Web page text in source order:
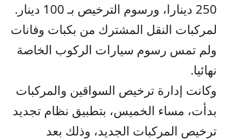
250 دينارا، ورسوم الترخيص بـ 100 دينار.
لمركبات النقل المشترك من بكبات وفانات
ولم تمس رسوم سيارات الركوب الخاصة
نهائيا.
وكانت إدارة ترخيص السواقين والمركبات
بدأت، مساء الخميس، بتطبيق نظام تجديد
ترخيص المركبات الجديد، وذلك بعد